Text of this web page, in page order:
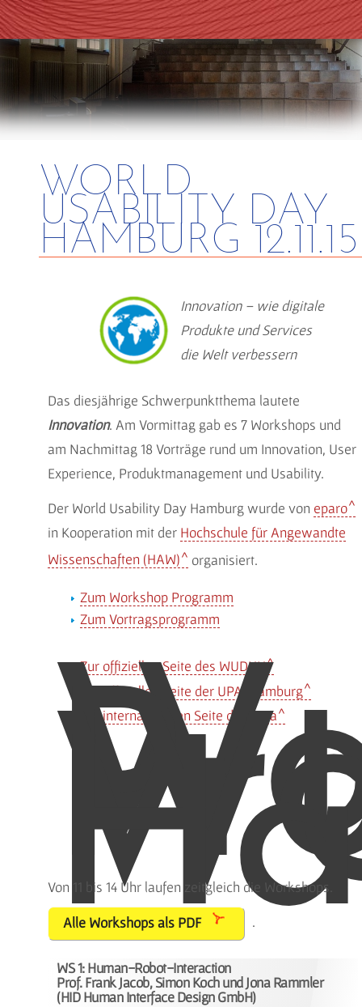
WORLD
USABILITY DAY
HAMBURG 12.11.15
Innovation – wie digitale
Produkte und Services
die Welt verbessern
Das diesjährige Schwerpunktthema lautete
Innovation. Am Vormittag gab es 7 Workshops und
am Nachmittag 18 Vorträge rund um Innovation, User
Experience, Produktmanagement und Usability.
Der World Usability Day Hamburg wurde von eparo
in Kooperation mit der Hochschule für Angewandte
Wissenschaften (HAW)
organisiert.
Zum Workshop Programm
Zum Vortragsprogramm
Zur offiziellen Seite des WUDHH
Zur offiziellen Seite der UPA/Hamburg
Zur internationalen Seite der uxpa
Von 11 bis 14 Uhr laufen zeitgleich die Workshops.
Alle Workshops als PDF .
WS 1: Human-Robot-Interaction
Prof. Frank Jacob, Simon Koch und Jona Rammler
(HID Human Interface Design GmbH)